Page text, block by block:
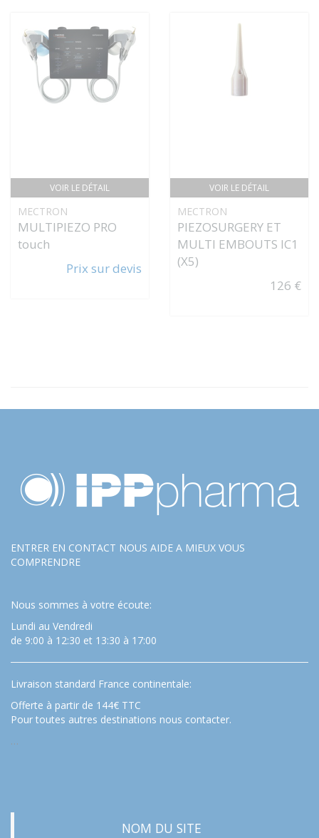
VOIR LE DÉTAIL
MECTRON
MULTIPIEZO PRO
touch
Prix sur devis
VOIR LE DÉTAIL
MECTRON
PIEZOSURGERY ET
MULTI EMBOUTS IC1
(X5)
126 €
ENTRER EN CONTACT NOUS AIDE A MIEUX VOUS
COMPRENDRE
Nous sommes à votre écoute:
Lundi au Vendredi
de 9:00 à 12:30 et 13:30 à 17:00
Livraison standard France continentale:
Offerte à partir de 144€ TTC
Pour toutes autres destinations nous contacter.
…
NOM DU SITE